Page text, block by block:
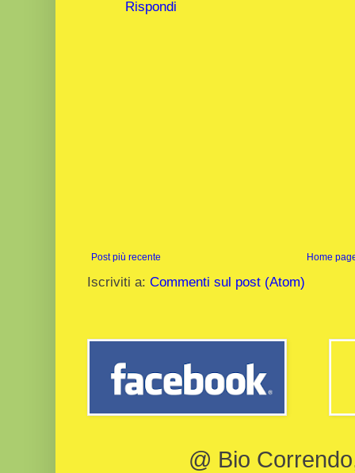
Rispondi
Post più recente Home
Iscriviti a: Commenti sul post (Atom)
@ Bio